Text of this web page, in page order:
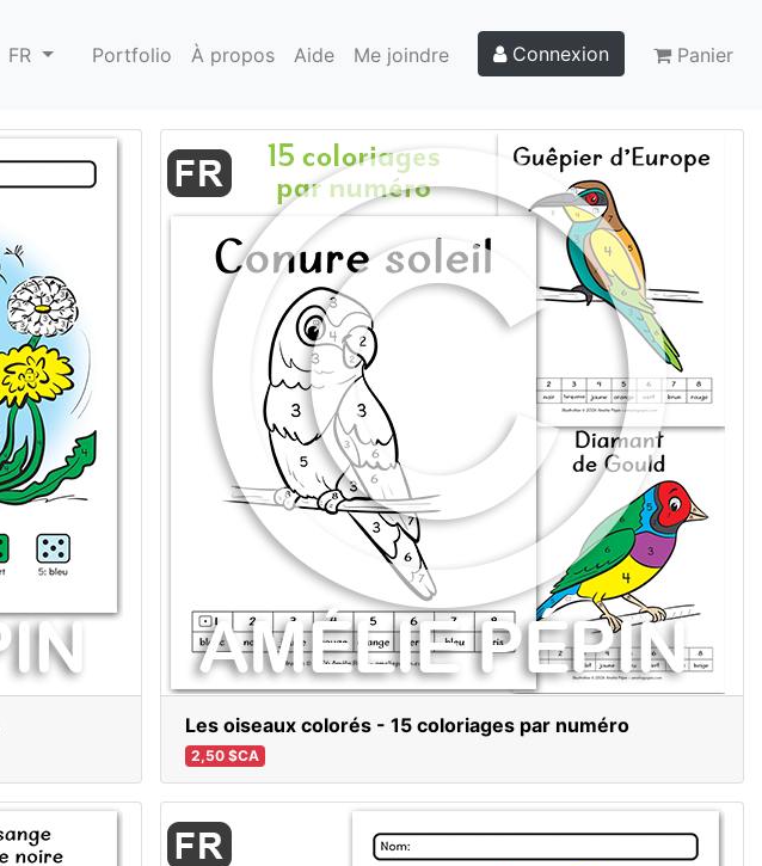
FR Portfolio À propos Aide Me joindre Connexion Panier
Les oiseaux colorés - 15 coloriages par numéro
2,50 $CA